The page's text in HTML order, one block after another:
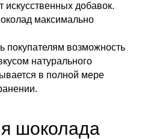
искусственных добавок.
максимально
покупателям возможность
натурального
в полной мере
шоколада